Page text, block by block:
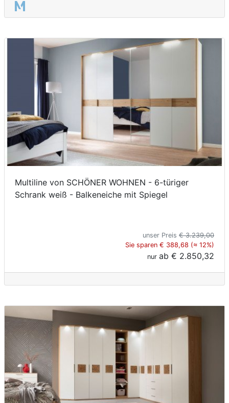
Multiline von SCHÖNER WOHNEN - 6-türiger
Schrank weiß - Balkeneiche mit Spiegel
unser Preis € 3.239,00
Sie sparen € 388,68 (≈ 12%)
nur ab € 2.850,32